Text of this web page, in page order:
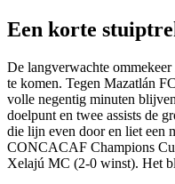
Een korte
De langverwachte
te komen. Tegen Mazatlán
volle negentig minuten
doelpunt en twee assists de
die lijn even door en liet een
CONCACAF Champions
Xelajú MC (2-0 winst). Het